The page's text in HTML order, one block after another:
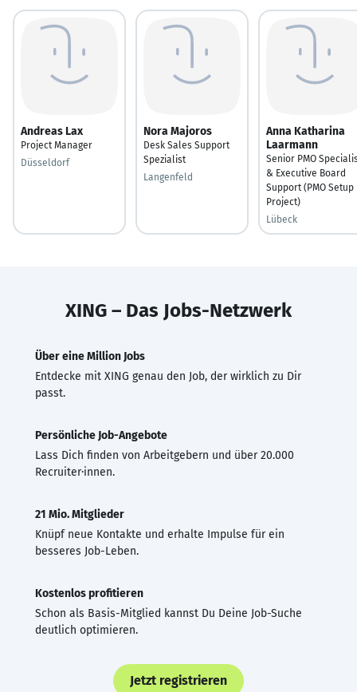
Andreas Lax
Project Manager
Düsseldorf
Nora Majoros
Desk Sales Support
Spezialist
Langenfeld
Anna Katharina
Laarmann
Senior PMO
& Executive Board
Support (PMO Setup
Project)
Lübeck
XING – Das Jobs-Netzwerk
Über eine Million Jobs
Entdecke mit XING genau den Job, der wirklich zu Dir
passt.
Persönliche Job-Angebote
Lass Dich finden von Arbeitgebern und über 20.000
Recruiter·innen.
21 Mio. Mitglieder
Knüpf neue Kontakte und erhalte Impulse für ein
besseres Job-Leben.
Kostenlos profitieren
Schon als Basis-Mitglied kannst Du Deine Job-Suche
deutlich optimieren.
Jetzt registrieren